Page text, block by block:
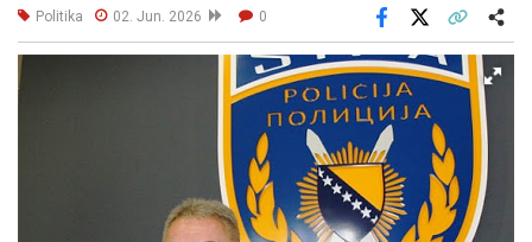
Politika 02. Jun. 2026 0
Facebook